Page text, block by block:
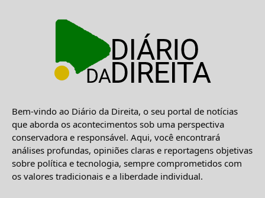
Bem-vindo ao Diário da Direita, o seu portal de notícias
que aborda os acontecimentos sob uma perspectiva
conservadora e responsável. Aqui, você encontrará
análises profundas, opiniões claras e reportagens objetivas
sobre política e tecnologia, sempre comprometidos com
os valores tradicionais e a liberdade individual.